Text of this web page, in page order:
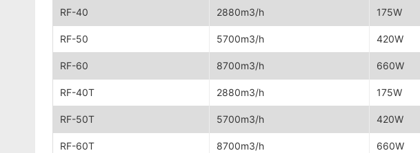
RF-40 2880m3/h 175W
RF-50 5700m3/h 420W
RF-60 8700m3/h 660W
RF-40T 2880m3/h 175W
RF-50T 5700m3/h 420W
RF-60T 8700m3/h 660W